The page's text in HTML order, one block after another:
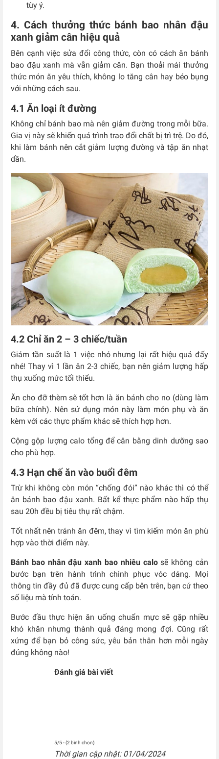
tùy ý.
4. Cách thưởng thức bánh bao nhân đậu
xanh giảm cân hiệu quả
Bên cạnh việc sửa đổi công thức, còn có cách ăn bánh
bao đậu xanh mà vẫn giảm cân. Bạn thoải mái thưởng
thức món ăn yêu thích, không lo tăng cân hay béo bụng
với những cách sau.
4.1 Ăn loại ít đường
Không chỉ bánh bao mà nên giảm đường trong mỗi bữa.
Gia vị này sẽ khiến quá trình trao đổi chất bị trì trệ. Do đó,
khi làm bánh nên cắt giảm lượng đường và tập ăn nhạt
dần.
4.2 Chỉ ăn 2 – 3 chiếc/tuần
Giảm tần suất là 1 việc nhỏ nhưng lại rất hiệu quả đấy
nhé! Thay vì 1 lần ăn 2-3 chiếc, bạn nên giảm lượng hấp
thụ xuống mức tối thiểu.
Ăn cho đỡ thèm sẽ tốt hơn là ăn bánh cho no (dùng làm
bữa chính). Nên sử dụng món này làm món phụ và ăn
kèm với các thực phẩm khác sẽ thích hợp hơn.
Cộng gộp lượng calo tổng để cân bằng dinh dưỡng sao
cho phù hợp.
4.3 Hạn chế ăn vào buổi đêm
Trừ khi không còn món “chống đói” nào khác thì có thể
ăn bánh bao đậu xanh. Bất kể thực phẩm nào hấp thụ
sau 20h đều bị tiêu thụ rất chậm.
Tốt nhất nên tránh ăn đêm, thay vì tìm kiếm món ăn phù
hợp vào thời điểm này.
Bánh bao nhân đậu xanh bao nhiêu calosẽ không cản
bước bạn trên hành trình chinh phục vóc dáng. Mọi
thông tin đầy đủ đã được cung cấp bên trên, bạn cứ theo
số liệu mà tính toán.
Bước đầu thực hiện ăn uống chuẩn mực sẽ gặp nhiều
khó khăn nhưng thành quả đáng mong đợi. Cũng rất
xứng để bạn bỏ công sức, yêu bản thân hơn mỗi ngày
đúng không nào!
Đánh giá bài viết
5/5 - (2 bình chọn)
Thời gian cập nhật: 01/04/2024